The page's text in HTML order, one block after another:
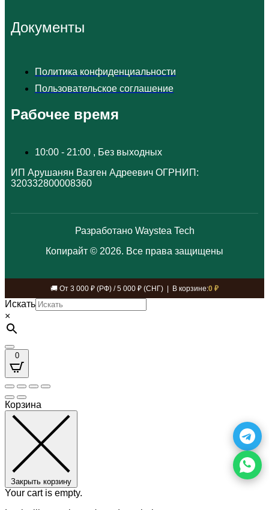
Документы
Политика конфиденциальности
Пользовательское соглашение
Рабочее время
10:00 - 21:00 , Без выходных
ИП Арушанян Вазген Адреевич ОГРНИП:
320332800008360
Разработано Waystea Tech
Копирайт © 2026. Все права защищены
🚚 От 3 000 ₽ (РФ) / 5 000 ₽ (СНГ) | В корзине:0 ₽
Искать
×
0
Корзина
Закрыть корзину
Your cart is empty.